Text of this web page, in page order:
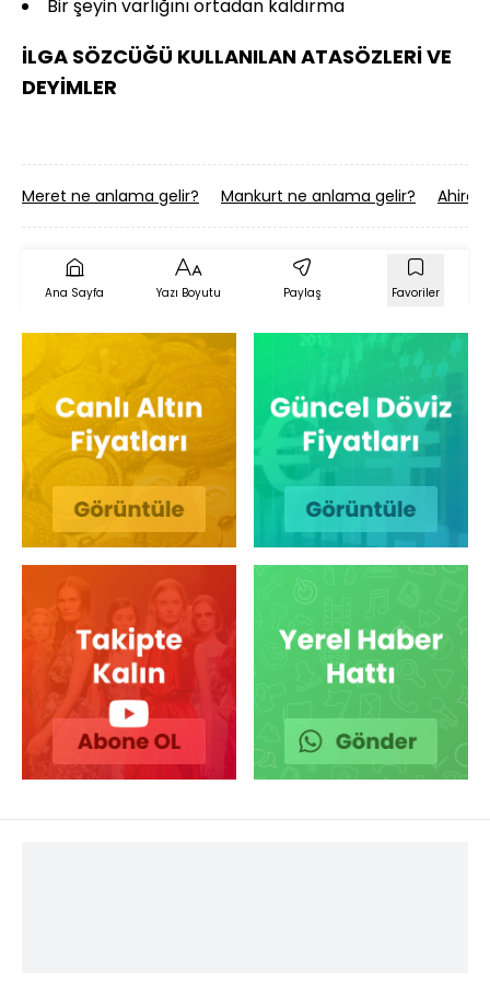
Bir şeyin varlığını ortadan kaldırma
İLGA SÖZCÜĞÜ KULLANILAN ATASÖZLERİ VE
DEYİMLER
Meret ne anlama gelir? Mankurt ne anlama gelir? Ahiret
Ana Sayfa Yazı Boyutu Paylaş Favoriler